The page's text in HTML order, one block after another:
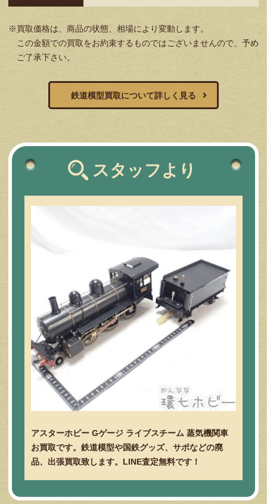
※買取価格は、商品の状態、相場により変動します。
この金額での買取をお約束するものではございませんので、予め
ご了承下さい。
鉄道模型買取について詳しく見る
スタッフより
アスターホビー Gゲージ ライブスチーム 蒸気機関車
お買取です。鉄道模型や国鉄グッズ、サボなどの廃
品、出張買取致します。LINE査定無料です！